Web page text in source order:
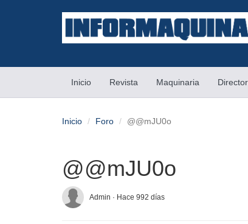
Inicio(current)Revista Maquinaria
Inicio Foro @@mJU0o
@@mJU0o
Admin · Hace 992 días